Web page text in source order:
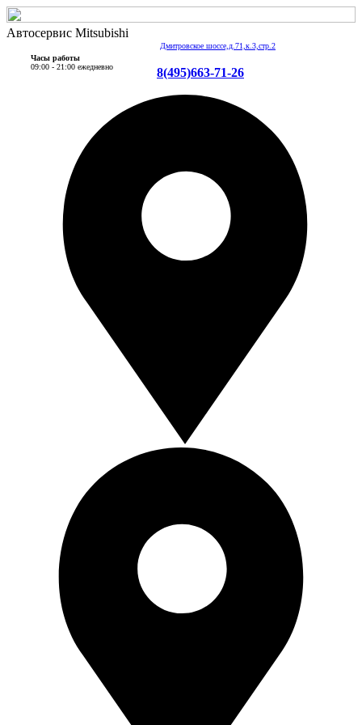
Автосервис Mitsubishi
Дмитровское шоссе,д.71,к.3,стр.2
Часы работы
09:00 - 21:00 ежедневно
8(495)663-71-26